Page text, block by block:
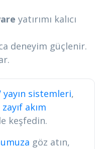
yatırımı kalıcı
deneyim güçlenir.
yayın sistemleri,
zayıf akım
keşfedin.
göz atın,